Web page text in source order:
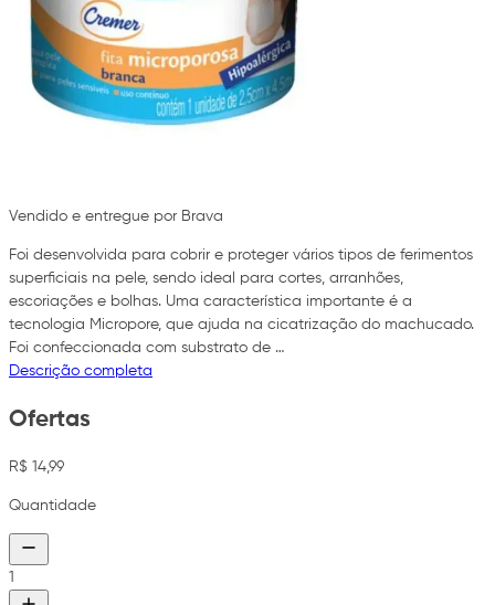
Vendido e entregue por Brava
Foi desenvolvida para cobrir e proteger vários tipos de ferimentos
superficiais na pele, sendo ideal para cortes, arranhões,
escoriações e bolhas. Uma característica importante é a
tecnologia Micropore, que ajuda na cicatrização do machucado.
Foi confeccionada com substrato de …
Descrição completa
Ofertas
R$ 14,99
Quantidade
1